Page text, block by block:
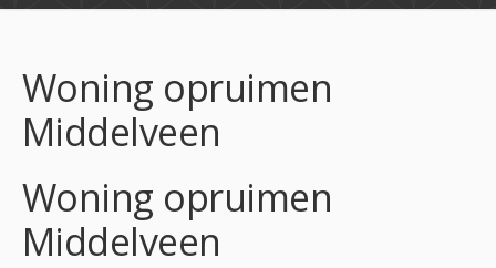
Woning opruimen
Middelveen
Woning opruimen
Middelveen